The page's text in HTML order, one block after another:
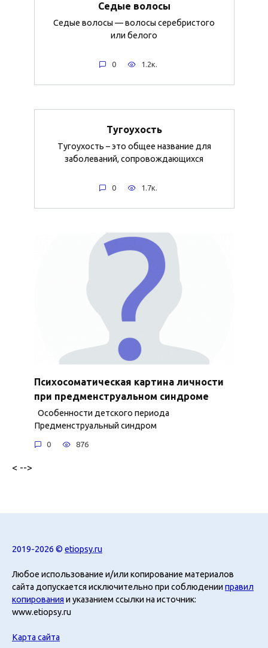
Седые волосы
Седые волосы — волосы серебристого
или белого
0 1.2к.
Тугоухость
Тугоухость – это общее название для
заболеваний, сопровождающихся
0 1.7к.
Психосоматическая картина личности
при предменструальном синдроме
Особенности детского периода
Предменструальный синдром
0 876
< -->
2019-2026 © etiopsy.ru
Любое использование и/или копирование материалов
сайта допускается исключительно при соблюденииправил
копирования и указанием ссылки на источник:
www.etiopsy.ru
Карта сайта